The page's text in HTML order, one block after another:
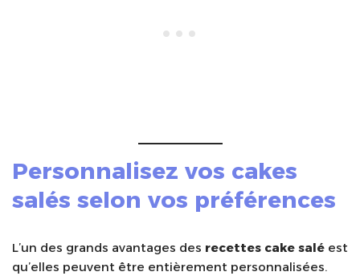
Personnalisez vos cakes
salés selon vos préférences
L’un des grands avantages des recettes cake salé est
qu’elles peuvent être entièrement personnalisées.